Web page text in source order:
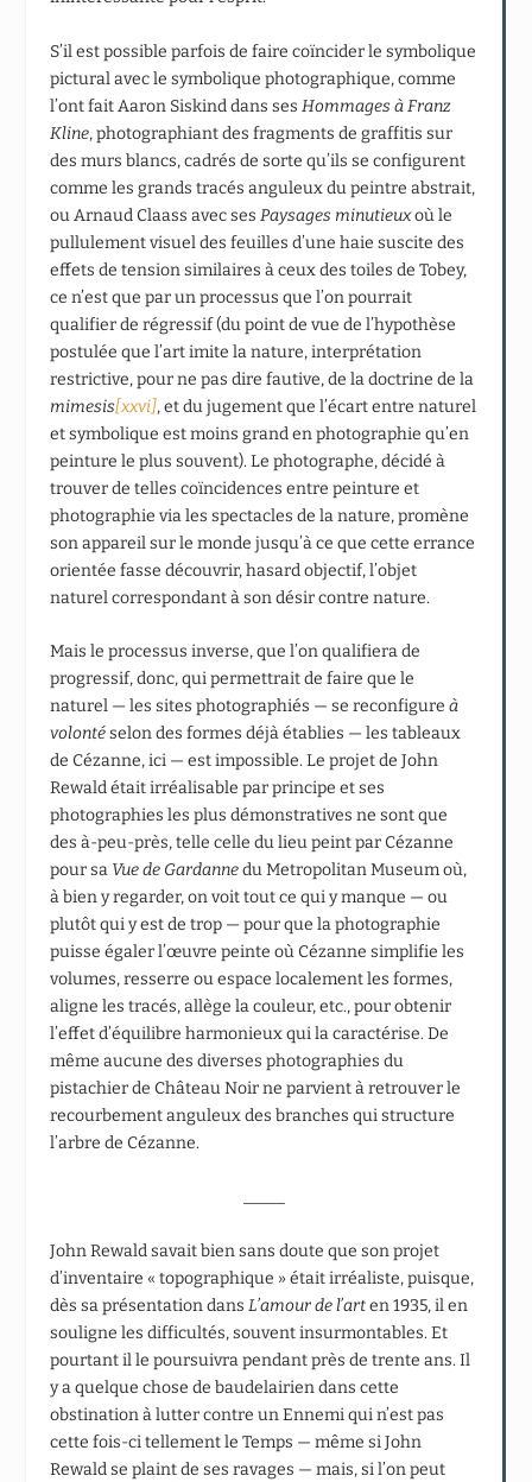
S’il est possible parfois de faire coïncider le symbolique
pictural avec le symbolique photographique, comme
l’ont fait Aaron Siskind dans sesHommages à Franz
Kline, photographiant des fragments de graffitis sur
des murs blancs, cadrés de sorte qu’ils se configurent
comme les grands tracés anguleux du peintre abstrait,
ou Arnaud Claass avec sesPaysages minutieuxoù le
pullulement visuel des feuilles d’une haie suscite des
effets de tension similaires à ceux des toiles de Tobey,
ce n’est que par un processus que l’on pourrait
qualifier de régressif (du point de vue de l’hypothèse
postulée que l’art imite la nature, interprétation
restrictive, pour ne pas dire fautive, de la doctrine de la
mimesis[xxvi], et du jugement que l’écart entre naturel
et symbolique est moins grand en photographie qu’en
peinture le plus souvent). Le photographe, décidé à
trouver de telles coïncidences entre peinture et
photographie via les spectacles de la nature, promène
son appareil sur le monde jusqu’à ce que cette errance
orientée fasse découvrir, hasard objectif, l’objet
naturel correspondant à son désir contre nature.
Mais le processus inverse, que l’on qualifiera de
progressif, donc, qui permettrait de faire que le
naturel — les sites photographiés — se reconfigureà
volontéselon des formes déjà établies — les tableaux
de Cézanne, ici — est impossible. Le projet de John
Rewald était irréalisable par principe et ses
photographies les plus démonstratives ne sont que
des à-peu-près, telle celle du lieu peint par Cézanne
pour sa Vue de Gardannedu Metropolitan Museum où,
à bien y regarder, on voit tout ce qui y manque — ou
plutôt qui y est de trop — pour que la photographie
puisse égaler l’œuvre peinte où Cézanne simplifie les
volumes, resserre ou espace localement les formes,
aligne les tracés, allège la couleur, etc., pour obtenir
l’effet d’équilibre harmonieux qui la caractérise. De
même aucune des diverses photographies du
pistachier de Château Noir ne parvient à retrouver le
recourbement anguleux des branches qui structure
l’arbre de Cézanne.
John Rewald savait bien sans doute que son projet
d’inventaire « topographique » était irréaliste, puisque,
dès sa présentation dansL’amour de l’arten 1935, il en
souligne les difficultés, souvent insurmontables. Et
pourtant il le poursuivra pendant près de trente ans. Il
y a quelque chose de baudelairien dans cette
obstination à lutter contre un Ennemi qui n’est pas
cette fois-ci tellement le Temps — même si John
Rewald se plaint de ses ravages — mais, si l’on peut